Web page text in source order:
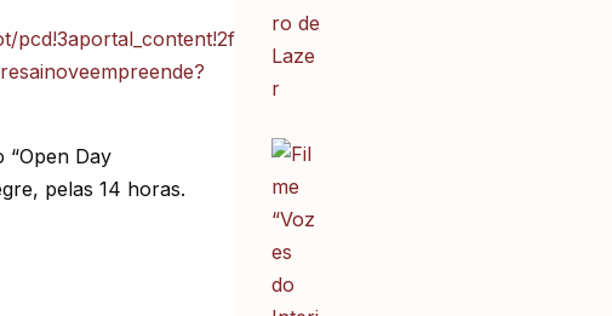
“Open Day
pelas 14 horas.